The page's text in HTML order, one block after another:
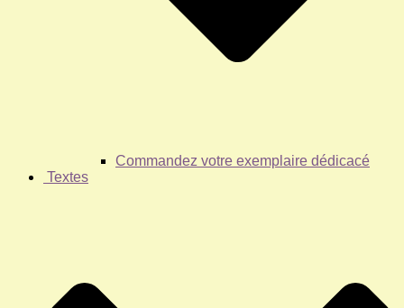
Commandez votre exemplaire dédicacé
Textes